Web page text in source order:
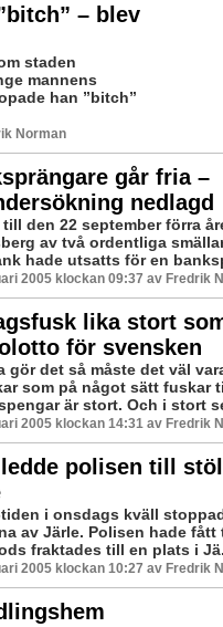
– blev
staden
mannens
han ”bitch”
Norman
går fria –
nedlagd
till den 22 september förra
av två ordentliga
hade utsatts för en
2005 klockan 09:37 av Fredrik
lika stort
för svensken
gör det så måste det väl
som på något sätt fuskar
är stort. Och i stort
2005 klockan 14:31 av Fredrik
polisen till
tiden i onsdags kväll
av Järle. Polisen hade fått
fraktades till en plats i
2005 klockan 10:27 av Fredrik